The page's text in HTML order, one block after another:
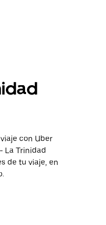
con Uber
La Trinidad
de tu viaje, en